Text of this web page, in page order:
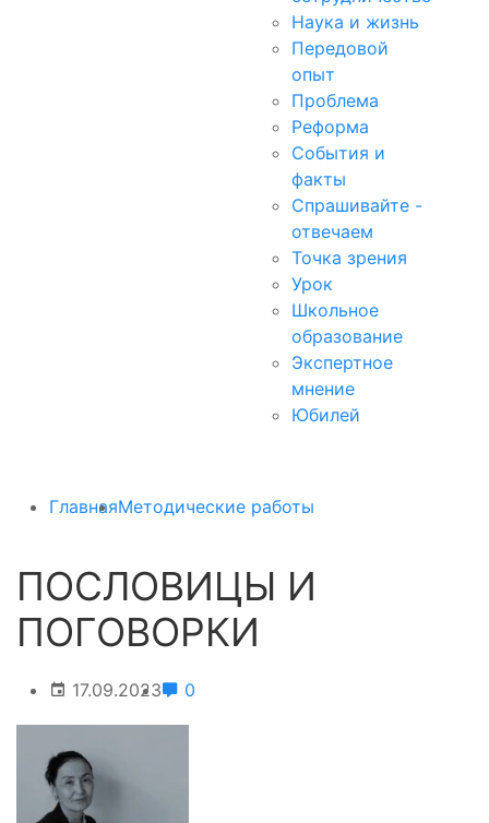
Наука и жизнь
Передовой
опыт
Проблема
Реформа
События и
факты
Спрашивайте -
отвечаем
Точка зрения
Урок
Школьное
образование
Экспертное
мнение
Юбилей
ГлавнаяМетодические работы
ПОСЛОВИЦЫ И
ПОГОВОРКИ
17.09.2023 0